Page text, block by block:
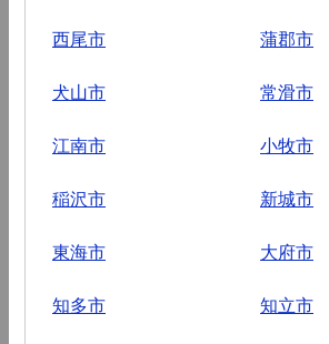
西尾市 蒲郡市
犬山市 常滑市
江南市 小牧市
稲沢市 新城市
東海市 大府市
知多市 知立市